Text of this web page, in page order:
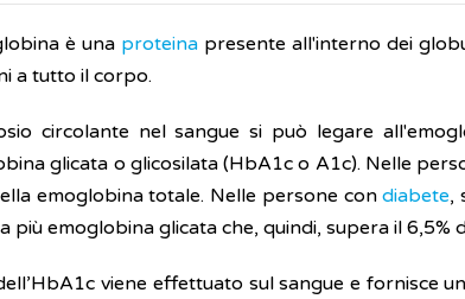
è una proteina presente all'interno dei
a tutto il corpo.
circolante nel sangue si può legare
glicata o glicosilata (HbA1c o A1c). Nelle
emoglobina totale. Nelle persone condiabete,
più emoglobina glicata che, quindi, supera il 6,5%
viene effettuato sul sangue e fornisce